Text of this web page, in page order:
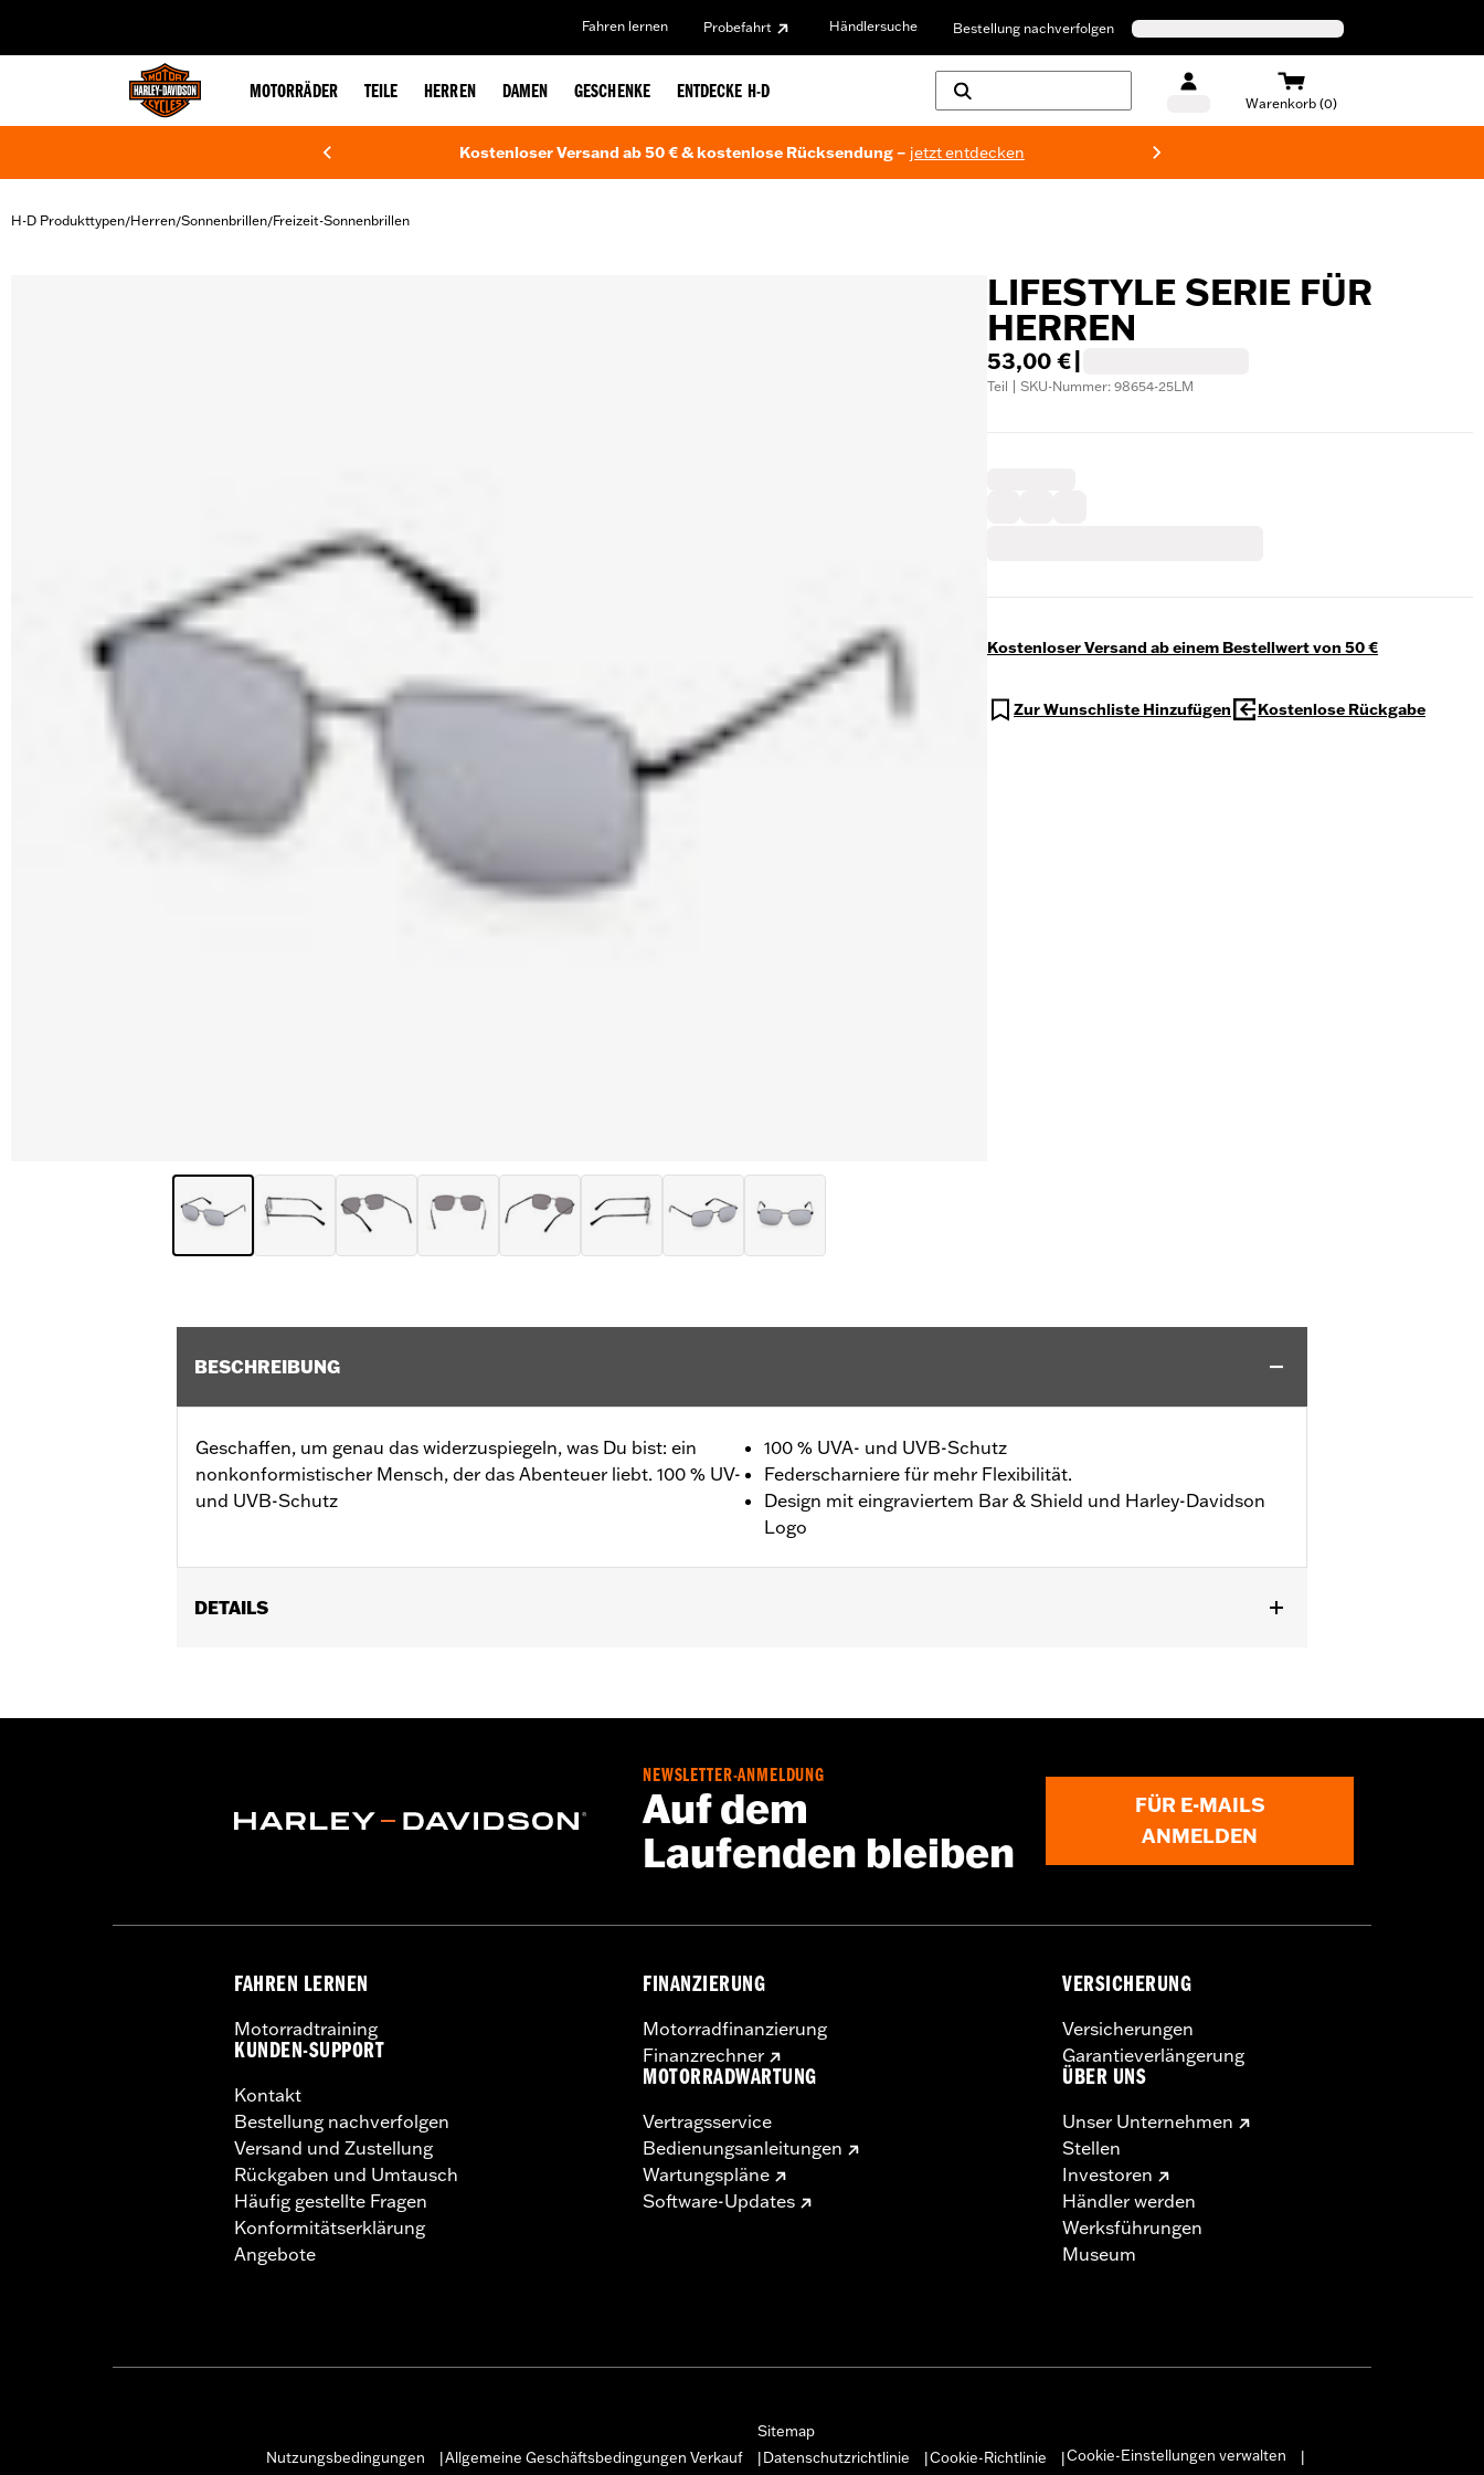
Fahren lernen Probefahrt Händlersuche Bestellung nachverfolgen
MOTORRÄDER TEILE HERREN DAMEN GESCHENKE ENTDECKE H-D
Warenkorb (0)
Kostenloser Versand ab 50 € & kostenlose Rücksendung – jetzt entdecken
H-D Produkttypen/Herren/Sonnenbrillen/Freizeit-Sonnenbrillen
LIFESTYLE SERIE FÜR
HERREN
53,00 €
Teil | SKU-Nummer: 98654-25LM
Kostenloser Versand ab einem Bestellwert von 50 €
Zur Wunschliste Hinzufügen Kostenlose Rückgabe
BESCHREIBUNG
Geschaffen, um genau das widerzuspiegeln, was Du bist: ein
nonkonformistischer Mensch, der das Abenteuer liebt. 100 % UV-
und UVB-Schutz
100 % UVA- und UVB-Schutz
Federscharniere für mehr Flexibilität.
Design mit eingraviertem Bar & Shield und Harley-Davidson
Logo
DETAILS
GARANTIE:2 Jahre beschränkte Garantie – Aufwww.h-d.com/warrantyfindet man alle Details dazu
NEWSLETTER-ANMELDUNG
Auf dem
Laufenden bleiben
FÜR E-MAILS
ANMELDEN
FAHREN LERNEN
Motorradtraining
KUNDEN-SUPPORT
Kontakt
Bestellung nachverfolgen
Versand und Zustellung
Rückgaben und Umtausch
Häufig gestellte Fragen
Konformitätserklärung
Angebote
FINANZIERUNG
Motorradfinanzierung
Finanzrechner
MOTORRADWARTUNG
Vertragsservice
Bedienungsanleitungen
Wartungspläne
Software-Updates
VERSICHERUNG
Versicherungen
Garantieverlängerung
ÜBER UNS
Unser Unternehmen
Stellen
Investoren
Händler werden
Werksführungen
Museum
Sitemap
Nutzungsbedingungen
Allgemeine Geschäftsbedingungen Verkauf Datenschutzrichtlinie Cookie-Richtlinie Cookie-Einstellungen verwalten